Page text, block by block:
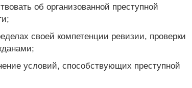
об организованной преступной
своей компетенции ревизии, проверки
условий, способствующих преступной